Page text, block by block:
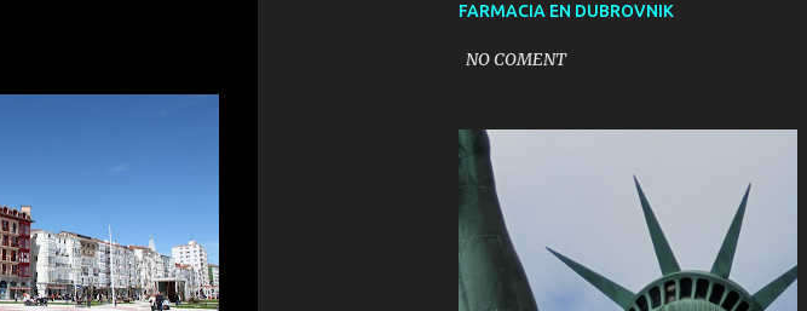
FARMACIA EN DUBROVNIK
NO COMENT